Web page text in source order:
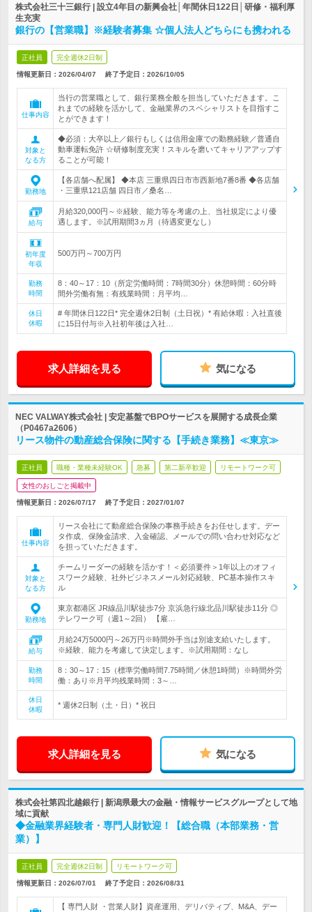
株式会社三十三銀行 | 設立4年目の新興会社│年間休日122日│研修・福利厚
生充実
銀行の【営業職】※経験者募集 ☆個人法人どちらにも携われる
正社員 完全週休2日制
情報更新日：2026/04/07 終了予定日： 2026/10/05
仕事内容
当行の営業職として、銀行業務全般を担当していただきます。こ
れまでの経験を活かして、金融業界のスペシャリストを目指すこ
とができます！
対象と
なる方
◆必須：大卒以上／銀行もしくは信用金庫での勤務経験／普通自
動車運転免許 ☆研修制度充実！スキルを磨いてキャリアアップす
ることが可能！
勤務地
【各店舗へ配属】 ◆本店 三重県四日市市西新地7番8番 ◆各店舗
・三重県121店舗 四日市／桑名…
給与
月給320,000円～※経験、能力等を考慮の上、当社規定により優
遇します。※試用期間3ヵ月（待遇変更なし）
初年度
年収
500万円～700万円
勤務
時間
8：40～17：10（所定労働時間：7時間30分）休憩時間：60分時
間外労働有無：有残業時間：月平均…
休日
休暇
# 年間休日122日* 完全週休2日制（土日祝）* 有給休暇：入社直後
に15日付与※入社初年後は入社…
求人詳細を見る 気になる
NEC VALWAY株式会社 | 安定基盤でBPOサービスを展開する成長企業
（P0467a2606）
リース物件の動産総合保険に関する【手続き業務】≪東京≫
正社員 職種・業種未経験OK 急募 第二新卒歓迎 リモートワーク可
女性のおしごと掲載中
情報更新日：2026/07/17 終了予定日： 2027/01/07
仕事内容
リース会社にて動産総合保険の事務手続きをお任せします。デー
タ作成、保険金請求、入金確認、メールでの問い合わせ対応など
を担っていただきます。
対象と
なる方
チームリーダーの経験を活かす！＜必須要件＞1年以上のオフィ
スワーク経験、社外ビジネスメール対応経験、PC基本操作スキ
ル
勤務地
東京都港区 JR線品川駅徒歩7分 京浜急行線北品川駅徒歩11分 ◎
テレワーク可（週1～2回） 【雇…
給与
月給24万5000円～26万円※時間外手当は別途支給いたします。
※経験、能力を考慮して決定します。※試用期間：なし
勤務
時間
8：30～17：15（標準労働時間7.75時間／休憩1時間）※時間外労
働：あり※月平均残業時間：3～…
休日
休暇
* 週休2日制（土・日）* 祝日
求人詳細を見る 気になる
株式会社第四北越銀行 | 新潟県最大の金融・情報サービスグループとして地
域に貢献
◆金融業界経験者・専門人財歓迎！【総合職（本部業務・営
業）】
正社員 完全週休2日制 リモートワーク可
情報更新日：2026/07/01 終了予定日： 2026/08/31
【 専門人財 ・営業人財】資産運用、デリバティブ、M&A、デー